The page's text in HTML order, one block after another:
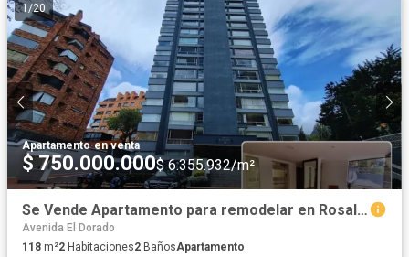
1 /20
Apartamento·en venta
$ 750.000.000$ 6.355.932/m²
Se Vende Apartamento para remodelar en Rosales de 118m - Inversión
Avenida El Dorado
118 m²2 Habitaciones2 BañosApartamento